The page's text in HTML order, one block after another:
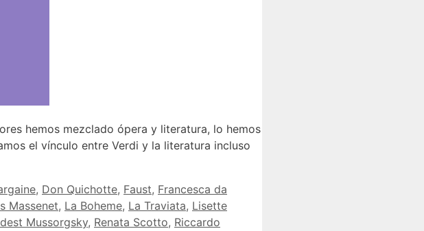
hemos mezclado ópera y literatura, lo hemos
el vínculo entre Verdi y la literatura incluso
, Don Quichotte, Faust, Francesca da
Massenet, La Boheme, La Traviata, Lisette
Mussorgsky, Renata Scotto, Riccardo